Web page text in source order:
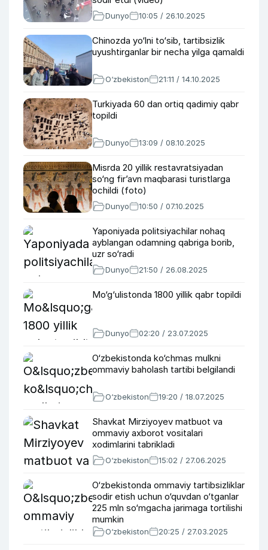
Dunyo 10:05 / 26.10.2025
Chinozda yo‘lni to‘sib, tartibsizlik
uyushtirganlar bir necha yilga qamaldi
O‘zbekiston 21:11 / 14.10.2025
Turkiyada 60 dan ortiq qadimiy qabr
topildi
Dunyo 13:09 / 08.10.2025
Misrda 20 yillik restavratsiyadan
so‘ng fir’avn maqbarasi turistlarga
ochildi (foto)
Dunyo 10:50 / 07.10.2025
Yaponiyada politsiyachilar nohaq
ayblangan odamning qabriga borib,
uzr so‘radi
Dunyo 21:50 / 26.08.2025
Mo‘g‘ulistonda 1800 yillik qabr topildi
Dunyo 02:20 / 23.07.2025
O‘zbekistonda ko‘chmas mulkni
ommaviy baholash tartibi belgilandi
O‘zbekiston 19:20 / 18.07.2025
Shavkat Mirziyoyev matbuot va
ommaviy axborot vositalari
xodimlarini tabrikladi
O‘zbekiston 15:02 / 27.06.2025
O‘zbekistonda ommaviy tartibsizliklar
sodir etish uchun o‘quvdan o‘tganlar
225 mln so‘mgacha jarimaga tortilishi
mumkin
O‘zbekiston 20:25 / 27.03.2025